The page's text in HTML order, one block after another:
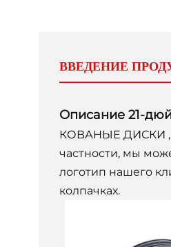
ВВЕДЕНИЕ
Описание 21-
КОВАНЫЕ ДИСКИ
частности, мы
логотип нашего
колпачках.